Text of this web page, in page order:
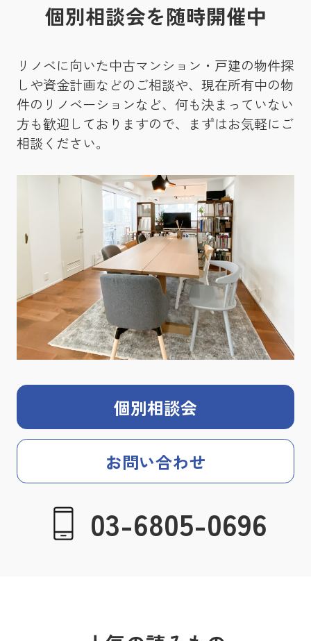
個別相談会を随時開催中
リノベに向いた中古マンション・戸建の物件探
しや資金計画などのご相談や、現在所有中の物
件のリノベーションなど、何も決まっていない
方も歓迎しておりますので、まずはお気軽にご
相談ください。
個別相談会
お問い合わせ
03-6805-0696